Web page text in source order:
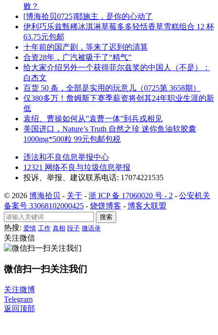
败？
[博海拾贝0725]耶施主，是你的心动了
伊利巧乐兹甄稀冰淇淋草莓多多轻恬香草雪糕组合 12 杯
63.75元包邮
十年前的国产剧，等来了迟到的清算
合资28年，广汽被吸干了“精气”
给大家介绍另外一个获得菲尔兹奖的中国人（不是）：
白杰文
百货 50 条，全部是实用的玩意儿（0725第 3658期）
仅380多万！詹姆斯下赛季薪资将创其24年职业生涯的新
低
袁绍、曹操如何从”袁曹一体”到兵戎相见
美国进口，Nature’s Truth 自然之珍 迷你鱼油软胶囊
1000mg*500粒 99元包邮包税
违法和不良信息举报中心
12321 网络不良与垃圾信息举报
投诉、举报、建议联系电话: 17074221535
© 2026 博海拾贝 - 关于 - 浙 ICP 备 17060020 号 - 2 - 公安机关
备案号 33068102000425 - 烧饼博客 - 博客大联盟
搜索
热搜: 爱情 工作 真相 段子 微语录
关注微信
微信扫一扫关注我们
关注微博
Telegram
返回顶部